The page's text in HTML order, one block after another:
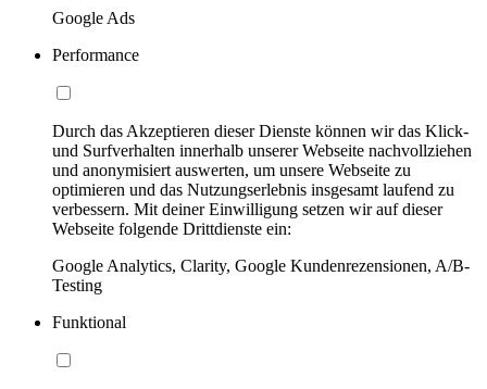
Google Ads
Performance
Durch das Akzeptieren dieser Dienste können wir das Klick-
und Surfverhalten innerhalb unserer Webseite nachvollziehen
und anonymisiert auswerten, um unsere Webseite zu
optimieren und das Nutzungserlebnis insgesamt laufend zu
verbessern. Mit deiner Einwilligung setzen wir auf dieser
Webseite folgende Drittdienste ein:
Google Analytics, Clarity, Google Kundenrezensionen, A/B-
Testing
Funktional